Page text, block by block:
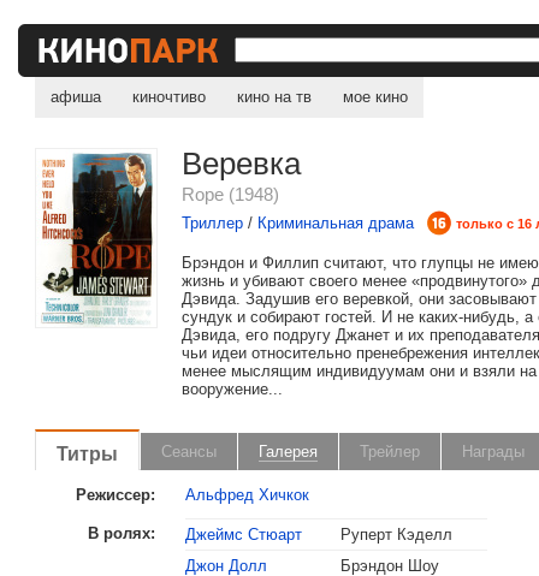
афиша киночтиво кино на тв мое кино
Веревка
Rope (1948)
Триллер / Криминальная драма только с 16
Брэндон и Филлип считают, что глупцы не
жизнь и убивают своего менее «продвинутого»
Дэвида. Задушив его веревкой, они
сундук и собирают гостей. И не каких-нибудь, а
Дэвида, его подругу Джанет и их
чьи идеи относительно пренебрежения
менее мыслящим индивидуумам они и взяли на
вооружение...
Титры Сеансы Галерея Трейлер Награды
Режиссер: Альфред Хичкок
В ролях: Джеймс Стюарт
Руперт Кэделл
Джон Долл
Брэндон Шоу